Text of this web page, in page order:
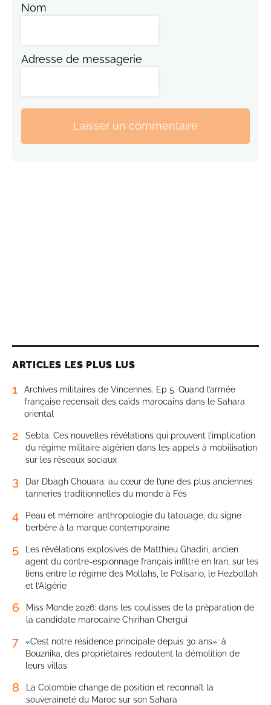
Nom
Adresse de messagerie
Laisser un commentaire
ARTICLES LES PLUS LUS
1
Archives militaires de Vincennes. Ep 5. Quand l’armée
française recensait des caïds marocains dans le Sahara
oriental
2
Sebta. Ces nouvelles révélations qui prouvent l’implication
du régime militaire algérien dans les appels à mobilisation
sur les réseaux sociaux
3
Dar Dbagh Chouara: au cœur de l’une des plus anciennes
tanneries traditionnelles du monde à Fès
4
Peau et mémoire: anthropologie du tatouage, du signe
berbère à la marque contemporaine
5
Les révélations explosives de Matthieu Ghadiri, ancien
agent du contre-espionnage français infiltré en Iran, sur les
liens entre le régime des Mollahs, le Polisario, le Hezbollah
et l’Algérie
6
Miss Monde 2026: dans les coulisses de la préparation de
la candidate marocaine Chirihan Chergui
7
«C’est notre résidence principale depuis 30 ans»: à
Bouznika, des propriétaires redoutent la démolition de
leurs villas
8
La Colombie change de position et reconnaît la
souveraineté du Maroc sur son Sahara